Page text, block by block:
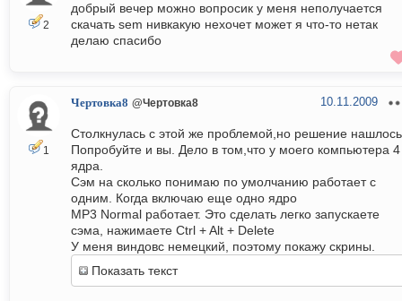
2
добрый вечер можно вопросик у меня неполучается
скачать sem нивкакую нехочет может я что-то нетак
делаю спасибо
1
Чертовка8 @Чертовка8 10.11.2009
Столкнулась с этой же проблемой,но решение
Попробуйте и вы. Дело в том,что у моего компьютера 4
ядра.
Сэм на сколько понимаю по умолчанию работает с
одним. Когда включаю еще одно ядро
MP3 Normal работает. Это сделать легко запускаете
сэма, нажимаете Ctrl + Alt + Delete
У меня виндовс немецкий, поэтому покажу скрины.
Показать текст